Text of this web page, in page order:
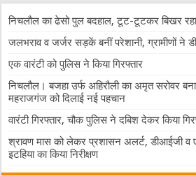
निचलौल का ढेसो पुल बदहाल, टूट-टूटकर बिखर
जलभराव व जर्जर सड़कें बनीं परेशानी, ग्रामीणों ने
एक वारंटी को पुलिस ने किया गिरफ्तार
निचलौल। बजहा उर्फ अहिरौली का अमृत सरोवर
महराजगंज को दिलाई नई पहचान
वारंटी गिरफ्तार, चौक पुलिस ने दबिश देकर किया
श्रावण मास को लेकर प्रशासन अलर्ट, डीआईजी व
इटहिया का किया निरीक्षण